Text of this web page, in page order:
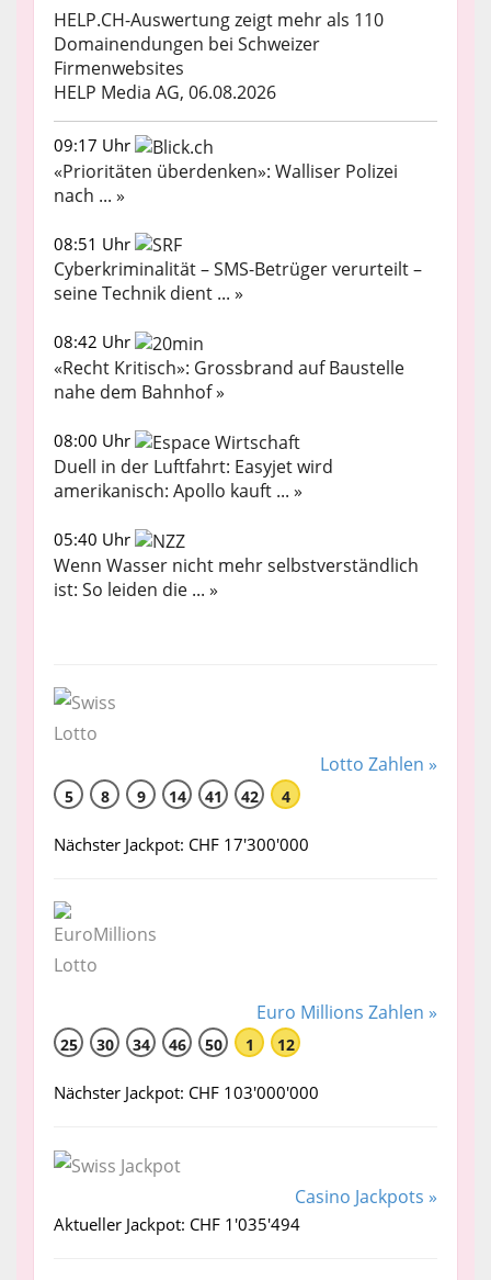
HELP.CH-Auswertung zeigt mehr als 110
Domainendungen bei Schweizer
Firmenwebsites
HELP Media AG, 06.08.2026
09:17 Uhr
«Prioritäten überdenken»: Walliser Polizei
nach ... »
08:51 Uhr
Cyberkriminalität – SMS-Betrüger verurteilt –
seine Technik dient ... »
08:42 Uhr
«Recht Kritisch»: Grossbrand auf Baustelle
nahe dem Bahnhof »
08:00 Uhr
Duell in der Luftfahrt: Easyjet wird
amerikanisch: Apollo kauft ... »
05:40 Uhr
Wenn Wasser nicht mehr selbstverständlich
ist: So leiden die ... »
Lotto Zahlen »
5 8 9 14 41 42 4
Nächster Jackpot: CHF 17'300'000
Euro Millions Zahlen »
25 30 34 46 50 1 12
Nächster Jackpot: CHF 103'000'000
Casino Jackpots »
Aktueller Jackpot: CHF 1'035'494